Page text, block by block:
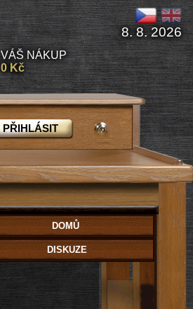
PŘIHLÁSIT
8. 8. 2026
VÁŠ NÁKUP
0 Kč
DOMŮ
DISKUZE